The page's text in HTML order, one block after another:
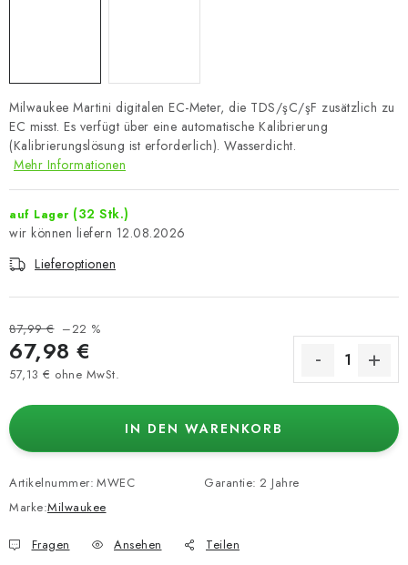
Milwaukee Martini digitalen EC-Meter, die TDS/şC/şF zusätzlich zu
EC misst. Es verfügt über eine automatische Kalibrierung
(Kalibrierungslösung ist erforderlich). Wasserdicht.
Mehr Informationen
auf Lager (32 Stk.)
12.08.2026
Lieferoptionen
87,99 € –22 %
67,98 €
57,13 € ohne MwSt.
IN DEN WARENKORB
Artikelnummer: MWEC
Marke:Milwaukee
Garantie: 2 Jahre
Fragen Ansehen Teilen